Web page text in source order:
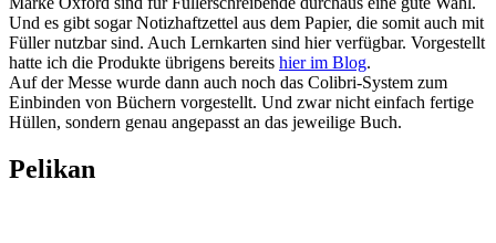
Hüllen, sondern genau angepasst an das jeweilige Buch.
Pelikan